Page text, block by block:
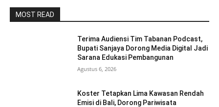
MOST READ
Terima Audiensi Tim Tabanan Podcast,
Bupati Sanjaya Dorong Media Digital Jadi
Sarana Edukasi Pembangunan
Agustus 6, 2026
Koster Tetapkan Lima Kawasan Rendah
Emisi di Bali, Dorong Pariwisata